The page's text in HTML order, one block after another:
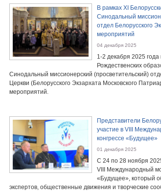
В рамках ХI
Синодальный
отдел Белорусского
мероприятий
04 декабря 2025
1-2 декабря 2025
Рождественских
Синодальный миссионерский (просветительский)
Церкви (Белорусского Экзархата Московского
мероприятий.
Представители
участие в VIII
конгрессе «Будущее»
01 декабря 2025
С 24 по 28 ноября
VIII Международный
«Будущее», который
экспертов, общественные движения и творческие